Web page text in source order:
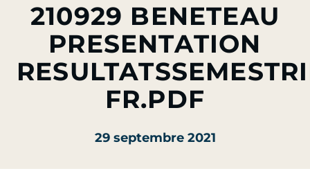
210929 BENETEAU
PRESENTATION
FR.PDF
29 septembre 2021